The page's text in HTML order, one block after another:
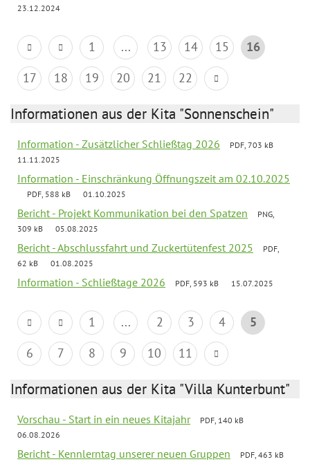
23.12.2024
1 ... 13 14 15
16
17
18 19 20 21 22
Informationen aus der Kita "Sonnenschein"
Information - Zusätzlicher Schließtag 2026
PDF, 703 kB
11.11.2025
Information - Einschränkung Öffnungszeit am 02.10.2025
PDF, 588 kB 01.10.2025
Bericht - Projekt Kommunikation bei den Spatzen
PNG,
309 kB
05.08.2025
Bericht - Abschlussfahrt und Zuckertütenfest 2025
PDF,
62 kB
01.08.2025
Information - Schließtage 2026 PDF, 593 kB 15.07.2025
1 ... 2 3 4
5
6
7 8 9 10 11
Informationen aus der Kita "Villa Kunterbunt"
Vorschau - Start in ein neues Kitajahr
PDF, 140 kB
06.08.2026
Bericht - Kennlerntag unserer neuen Gruppen PDF, 463 kB